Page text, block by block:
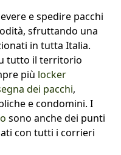
e spedire pacchi
sfruttando una
in tutta Italia.
tutto il territorio
più locker
dei pacchi,
e condomini. I
sono anche dei punti
con tutti i corrieri